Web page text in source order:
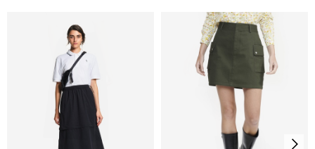
脱水後、つり干し乾燥がよい。
アイロン仕上げ処理ができる。底面温度110℃を限度として
スチームなしでアイロン仕上げ。
ドライクリーニング処理ができない。
ウェットクリーニング処理ができる。：通常の処理